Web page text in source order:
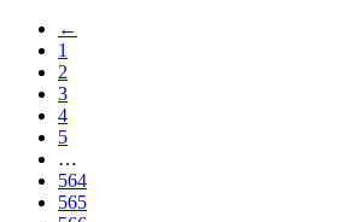
←
1
2
3
4
5
…
564
565